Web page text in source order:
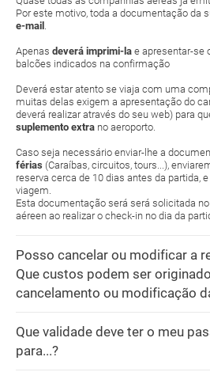
Por este motivo, toda a documentação da
e-mail .
Apenas deverá imprimi-la e apresentar-se
balcões indicados na confirmação
Deverá estar atento se viaja com uma
muitas delas exigem a apresentação do
deverá realizar através do seu web) para
suplemento extra no aeroporto.
Caso seja necessário enviar-lhe a
férias (Caraíbas, circuitos, tours...),
reserva cerca de 10 dias antes da partida,
viagem.
Esta documentação será será solicitada
aéreen ao realizar o check-in no dia da
Posso cancelar ou modificar a
Que custos podem ser
cancelamento ou modificação
Que validade deve ter o meu
para...?